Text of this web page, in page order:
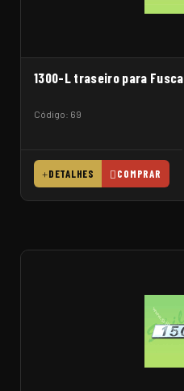
1300-L traseiro para Fusca
Código: 69
DETALHES COMPRAR